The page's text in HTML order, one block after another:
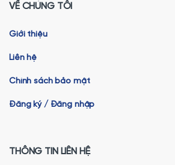
VỀ CHÚNG TÔI
Giới thiệu
Liên hệ
Chính sách bảo mật
Đăng ký / Đăng nhập
THÔNG TIN LIÊN HỆ